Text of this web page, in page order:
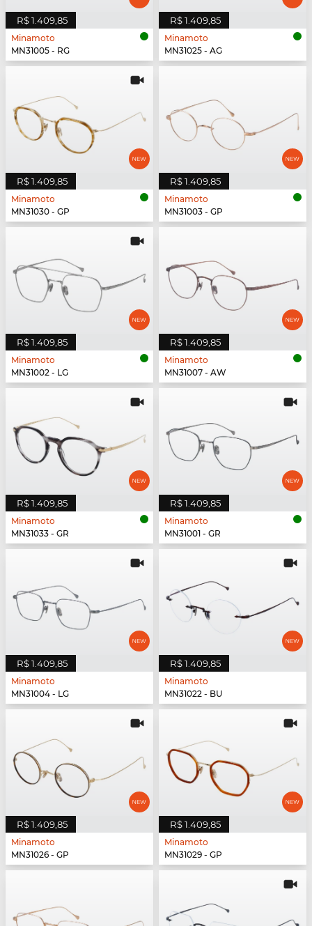
R$ 1.409,85
Minamoto
MN31005 - RG
R$ 1.409,85
Minamoto
MN31025 - AG
R$ 1.409,85
Minamoto
MN31030 - GP
R$ 1.409,85
Minamoto
MN31003 - GP
R$ 1.409,85
Minamoto
MN31002 - LG
R$ 1.409,85
Minamoto
MN31007 - AW
R$ 1.409,85
Minamoto
MN31033 - GR
R$ 1.409,85
Minamoto
MN31001 - GR
R$ 1.409,85
Minamoto
MN31004 - LG
R$ 1.409,85
Minamoto
MN31022 - BU
R$ 1.409,85
Minamoto
MN31026 - GP
R$ 1.409,85
Minamoto
MN31029 - GP